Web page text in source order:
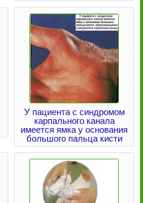
У пациента с синдромом
карпального канала
имеется ямка у основания
большого пальца кисти